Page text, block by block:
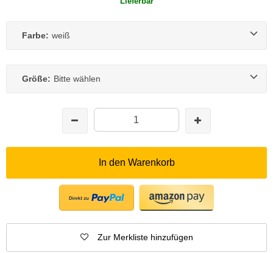
Farbe: weiß
Größe: Bitte wählen
In den Warenkorb
Zur Merkliste hinzufügen